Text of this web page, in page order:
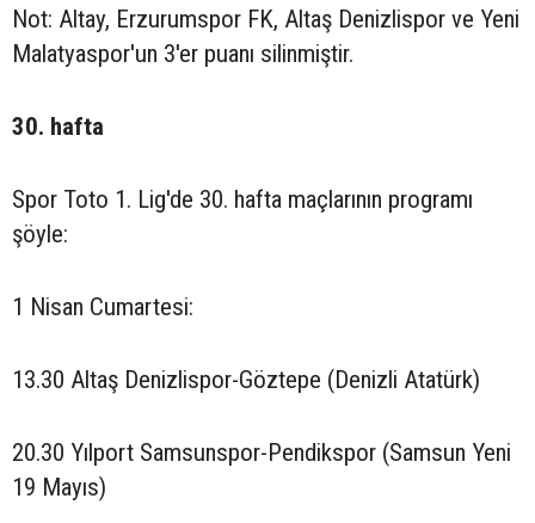
Not: Altay, Erzurumspor FK, Altaş Denizlispor ve Yeni
Malatyaspor'un 3'er puanı silinmiştir.
30. hafta
Spor Toto 1. Lig'de 30. hafta maçlarının programı
şöyle:
1 Nisan Cumartesi:
13.30 Altaş Denizlispor-Göztepe (Denizli Atatürk)
20.30 Yılport Samsunspor-Pendikspor (Samsun Yeni
19 Mayıs)